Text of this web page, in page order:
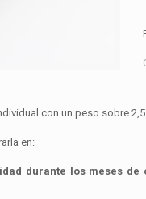
con un peso sobre
en:
durante los meses de